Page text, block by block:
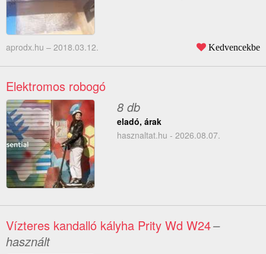
aprodx.hu – 2018.03.12. Kedvencekbe
Elektromos robogó
8 db
eladó, árak
hasznaltat.hu - 2026.08.07.
Vízteres kandalló kályha Prity Wd W24–
használt